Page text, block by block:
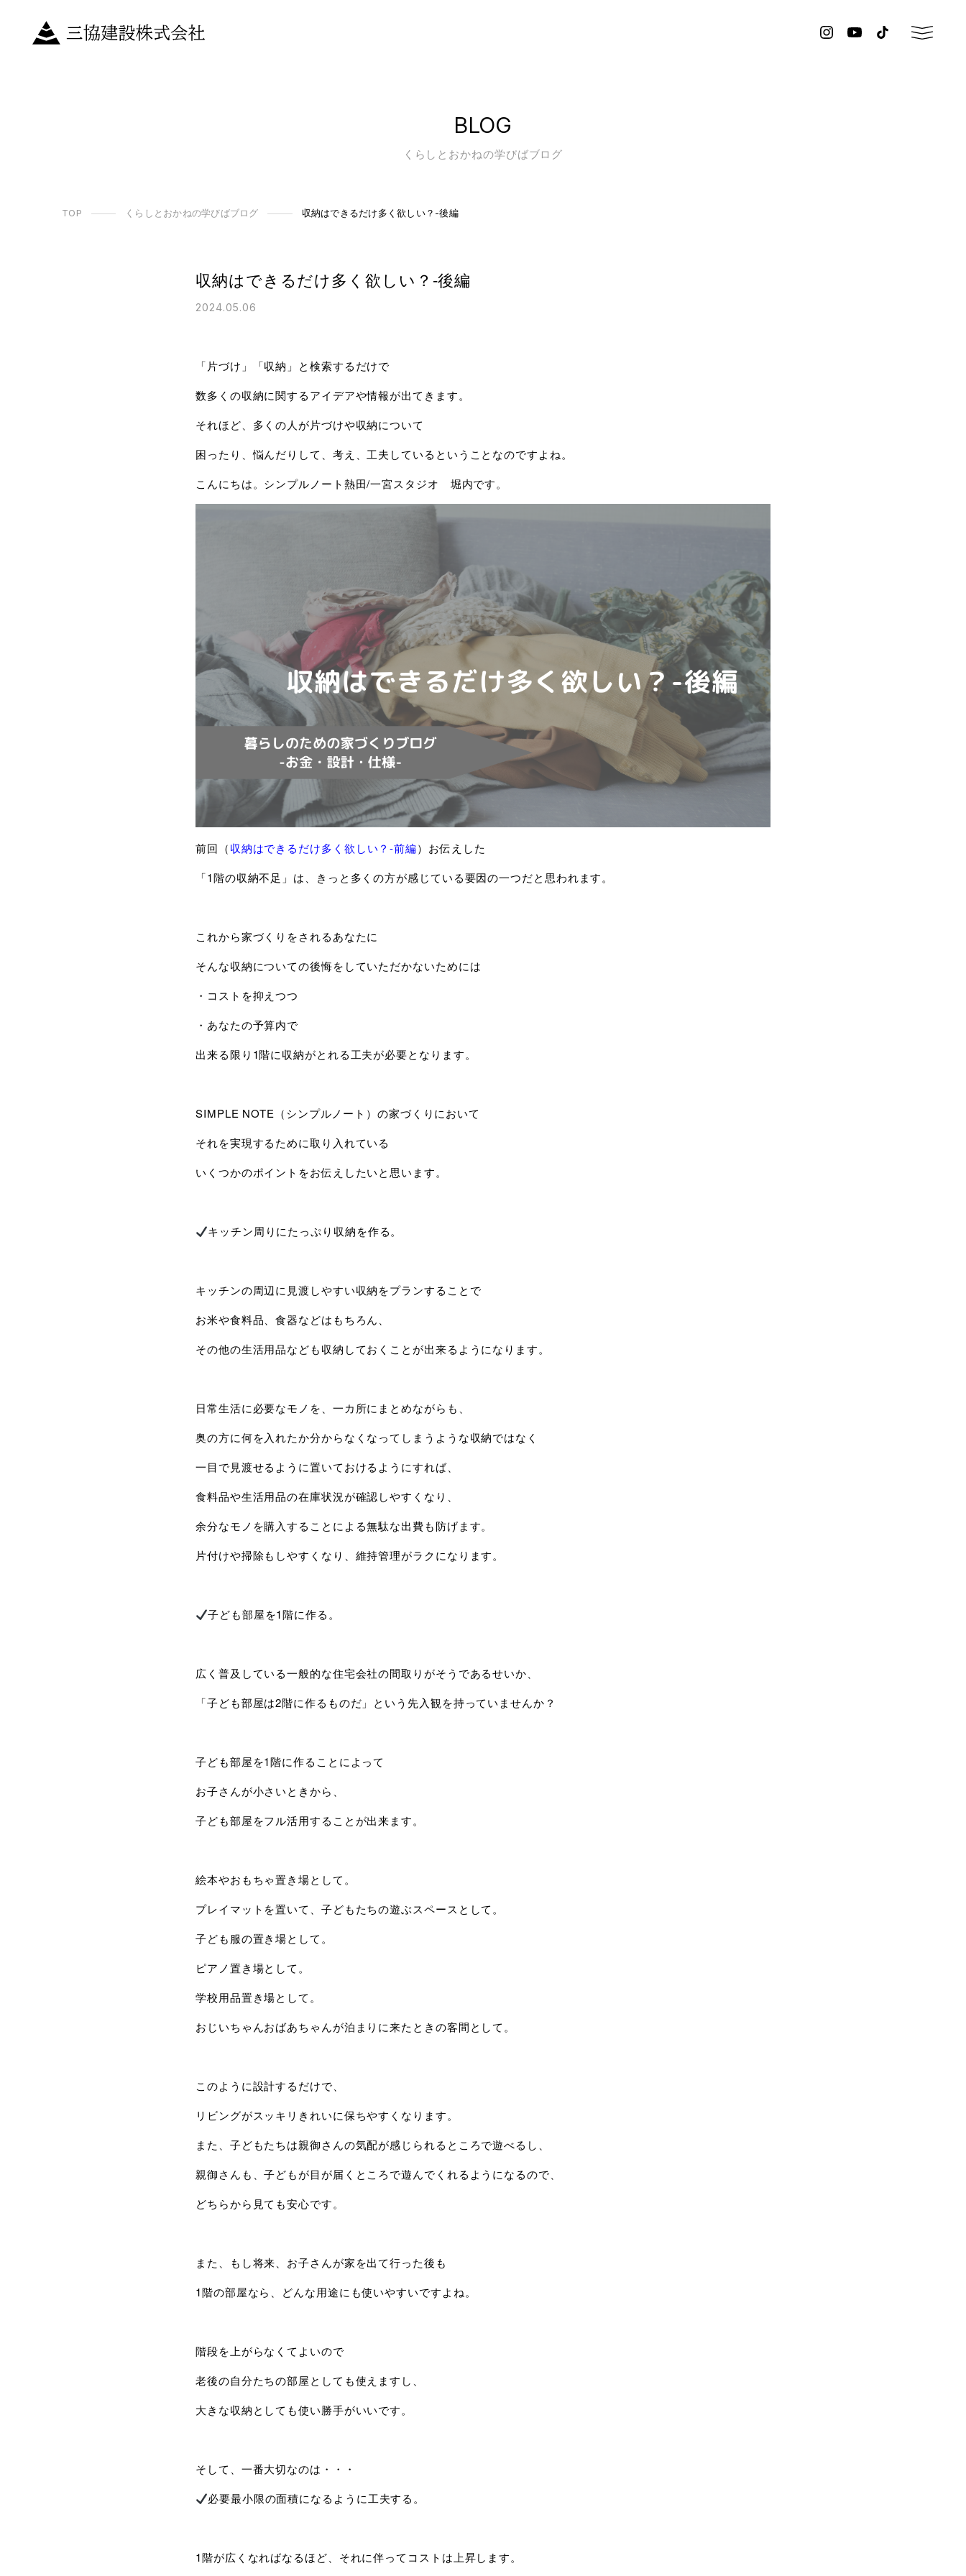
BLOG
くらしとおかねの学びばブログ
TOP くらしとおかねの学びばブログ 収納はできるだけ多く欲しい？-後編
収納はできるだけ多く欲しい？-後編
2024.05.06
「片づけ」「収納」と検索するだけで
数多くの収納に関するアイデアや情報が出てきます。
それほど、多くの人が片づけや収納について
困ったり、悩んだりして、考え、工夫しているということなのですよね。
こんにちは。シンプルノート熱田/一宮スタジオ 堀内です。
前回（収納はできるだけ多く欲しい？-前編）お伝えした
「1階の収納不足」は、きっと多くの方が感じている要因の一つだと思われます。
これから家づくりをされるあなたに
そんな収納についての後悔をしていただかないためには
・コストを抑えつつ
・あなたの予算内で
出来る限り1階に収納がとれる工夫が必要となります。
SIMPLE NOTE（シンプルノート）の家づくりにおいて
それを実現するために取り入れている
いくつかのポイントをお伝えしたいと思います。
キッチン周りにたっぷり収納を作る。
キッチンの周辺に見渡しやすい収納をプランすることで
お米や食料品、食器などはもちろん、
その他の生活用品なども収納しておくことが出来るようになります。
日常生活に必要なモノを、一カ所にまとめながらも、
奥の方に何を入れたか分からなくなってしまうような収納ではなく
一目で見渡せるように置いておけるようにすれば、
食料品や生活用品の在庫状況が確認しやすくなり、
余分なモノを購入することによる無駄な出費も防げます。
片付けや掃除もしやすくなり、維持管理がラクになります。
子ども部屋を1階に作る。
広く普及している一般的な住宅会社の間取りがそうであるせいか、
「子ども部屋は2階に作るものだ」という先入観を持っていませんか？
子ども部屋を1階に作ることによって
お子さんが小さいときから、
子ども部屋をフル活用することが出来ます。
絵本やおもちゃ置き場として。
プレイマットを置いて、子どもたちの遊ぶスペースとして。
子ども服の置き場として。
ピアノ置き場として。
学校用品置き場として。
おじいちゃんおばあちゃんが泊まりに来たときの客間として。
このように設計するだけで、
リビングがスッキリきれいに保ちやすくなります。
また、子どもたちは親御さんの気配が感じられるところで遊べるし、
親御さんも、子どもが目が届くところで遊んでくれるようになるので、
どちらから見ても安心です。
また、もし将来、お子さんが家を出て行った後も
1階の部屋なら、どんな用途にも使いやすいですよね。
階段を上がらなくてよいので
老後の自分たちの部屋としても使えますし、
大きな収納としても使い勝手がいいです。
そして、一番大切なのは・・・
必要最小限の面積になるように工夫する。
1階が広くなればなるほど、それに伴ってコストは上昇します。